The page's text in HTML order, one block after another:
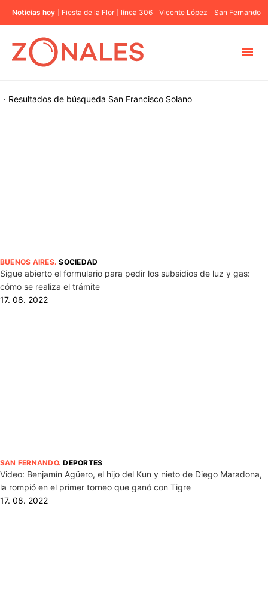
Noticias hoy Fiesta de la Flor línea 306 Vicente López San Fernando
Resultados de búsqueda
· San Francisco Solano
BUENOS AIRES.SOCIEDAD
Sigue abierto el formulario para pedir los subsidios de luz y gas:
cómo se realiza el trámite
17. 08. 2022
SAN FERNANDO.DEPORTES
Video: Benjamín Agüero, el hijo del Kun y nieto de Diego Maradona,
la rompió en el primer torneo que ganó con Tigre
17. 08. 2022